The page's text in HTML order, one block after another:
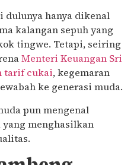
dulunya hanya dikenal
kalangan sepuh yang
tingwe. Tetapi, seiring
Menteri Keuangan Sri
tarif cukai, kegemaran
ke generasi muda.
pun mengenal
menghasilkan